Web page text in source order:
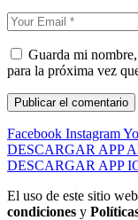
Guarda mi
para la próxima vez
Facebook Instagram
DESCARGAR APP
DESCARGAR APP
El uso de este sitio
condiciones y